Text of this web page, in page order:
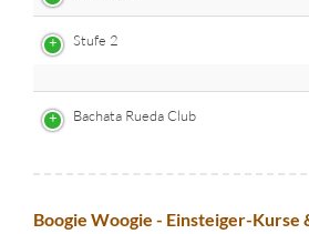
Stufe 2
Bachata Rueda Club
Boogie Woogie - Einsteiger-Kurse